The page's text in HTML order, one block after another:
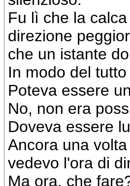
Fu lì che la
direzione
che un istante
In modo del
Poteva essere
No, non era
Doveva essere
Ancora una
vedevo l'ora di
Ma ora, che